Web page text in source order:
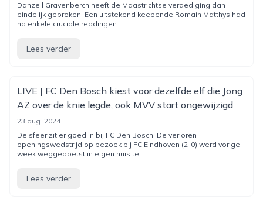
Danzell Gravenberch heeft de Maastrichtse verdediging dan
eindelijk gebroken. Een uitstekend keepende Romain Matthys had
na enkele cruciale reddingen...
Lees verder
LIVE | FC Den Bosch kiest voor dezelfde elf die Jong
AZ over de knie legde, ook MVV start ongewijzigd
23 aug. 2024
De sfeer zit er goed in bij FC Den Bosch. De verloren
openingswedstrijd op bezoek bij FC Eindhoven (2-0) werd vorige
week weggepoetst in eigen huis te...
Lees verder